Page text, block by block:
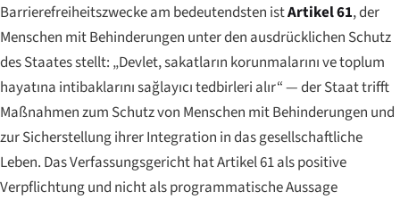
Barrierefreiheitszwecke am bedeutendsten istArtikel 61, der
Menschen mit Behinderungen unter den ausdrücklichen Schutz
des Staates stellt: „Devlet, sakatların korunmalarını ve toplum
hayatına intibaklarını sağlayıcı tedbirleri alır“— der Staat trifft
Maßnahmen zum Schutz von Menschen mit Behinderungen und
zur Sicherstellung ihrer Integration in das gesellschaftliche
Leben. Das Verfassungsgericht hat Artikel 61 als positive
Verpflichtung und nicht als programmatische Aussage